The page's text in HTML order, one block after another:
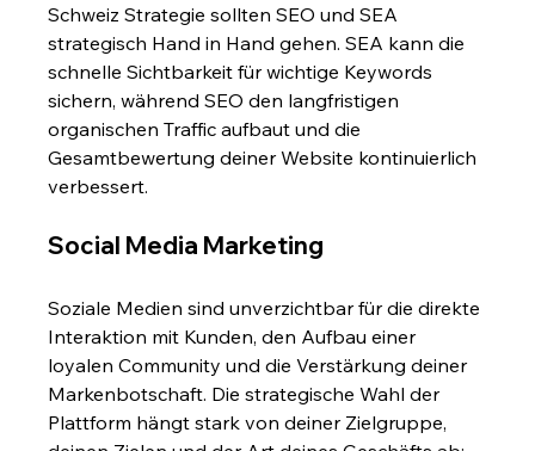
Schweiz Strategie sollten SEO und SEA
strategisch Hand in Hand gehen. SEA kann die
schnelle Sichtbarkeit für wichtige Keywords
sichern, während SEO den langfristigen
organischen Traffic aufbaut und die
Gesamtbewertung deiner Website kontinuierlich
verbessert.
Social Media Marketing
Soziale Medien sind unverzichtbar für die direkte
Interaktion mit Kunden, den Aufbau einer
loyalen Community und die Verstärkung deiner
Markenbotschaft. Die strategische Wahl der
Plattform hängt stark von deiner Zielgruppe,